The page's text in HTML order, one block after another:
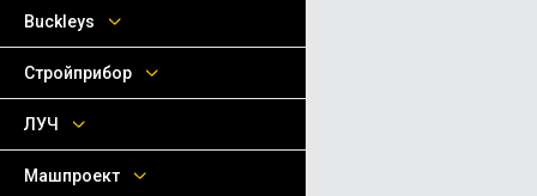
Buckleys
Стройприбор
ЛУЧ
Машпроект